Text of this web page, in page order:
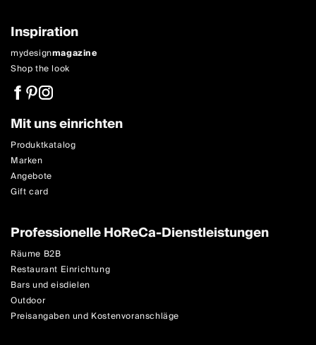
Inspiration
mydesignmagazine
Shop the look
Mit uns einrichten
Produktkatalog
Marken
Angebote
Gift card
Professionelle HoReCa-Dienstleistungen
Räume B2B
Restaurant Einrichtung
Bars und eisdielen
Outdoor
Preisangaben und Kostenvoranschläge